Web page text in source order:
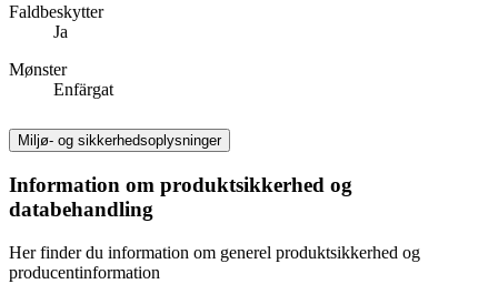
Faldbeskytter
Ja
Mønster
Enfärgat
Miljø- og sikkerhedsoplysninger
Information om produktsikkerhed og
databehandling
Her finder du information om generel produktsikkerhed og
producentinformation